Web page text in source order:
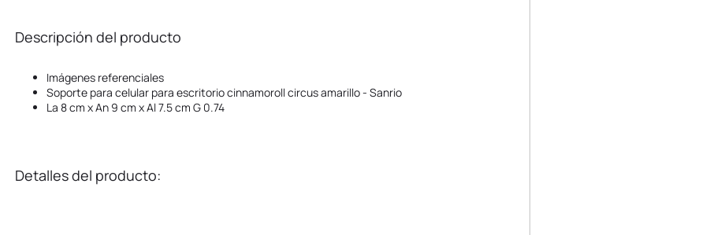
Descripción del producto
Imágenes referenciales
Soporte para celular para escritorio cinnamoroll circus amarillo - Sanrio
La 8 cm x An 9 cm x Al 7.5 cm G 0.74
Detalles del producto: